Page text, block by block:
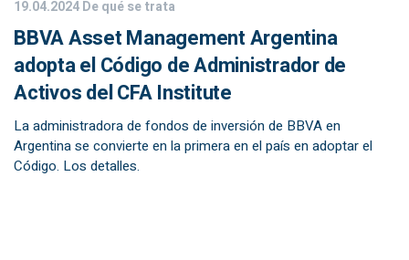
19.04.2024De qué se trata
BBVA Asset Management Argentina
adopta el Código de Administrador de
Activos del CFA Institute
La administradora de fondos de inversión de BBVA en
Argentina se convierte en la primera en el país en adoptar el
Código. Los detalles.